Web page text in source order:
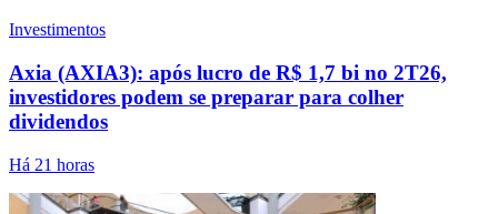
Investimentos
Axia (AXIA3): após lucro de R$ 1,7 bi no 2T26,
investidores podem se preparar para colher
dividendos
Há 21 horas